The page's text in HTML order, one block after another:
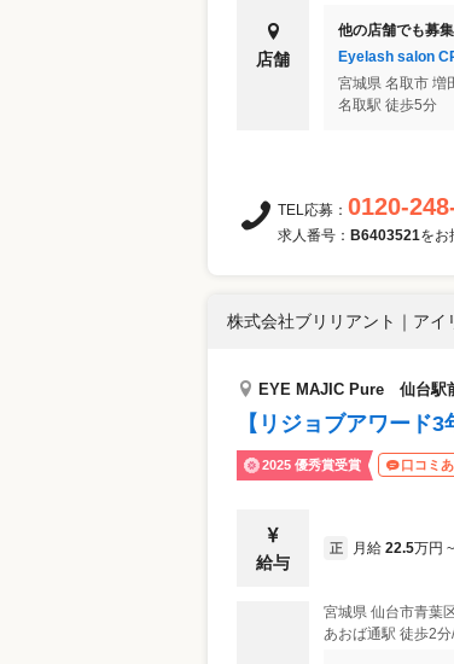
店舗
他の店舗でも募
Eyelash salon
宮城県 名取市 増
名取駅 徒歩5分
TEL応募： 0120-
求人番号： B6403521をお
株式会社ブリリアント ｜ アイ
EYE MAJIC Pure 仙台駅
【リジョブアワー
2025 優秀賞受賞 口コミ
給与
正 月給 22.5万円 ~
宮城県 仙台市青葉
あおば通駅 徒歩2